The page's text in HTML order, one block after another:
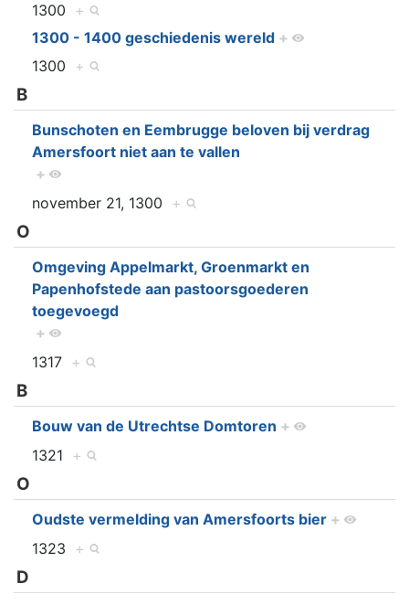
1300 +
1300 - 1400 geschiedenis wereld +
1300 +
B
Bunschoten en Eembrugge beloven bij verdrag
Amersfoort niet aan te vallen
+
november 21, 1300 +
O
Omgeving Appelmarkt, Groenmarkt en
Papenhofstede aan pastoorsgoederen
toegevoegd
+
1317 +
B
Bouw van de Utrechtse Domtoren +
1321 +
O
Oudste vermelding van Amersfoorts bier +
1323 +
D